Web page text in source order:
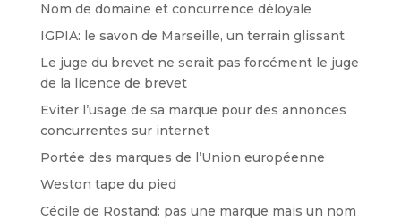
Nom de domaine et concurrence déloyale
IGPIA: le savon de Marseille, un terrain glissant
Le juge du brevet ne serait pas forcément le juge
de la licence de brevet
Eviter l’usage de sa marque pour des annonces
concurrentes sur internet
Portée des marques de l’Union européenne
Weston tape du pied
Cécile de Rostand: pas une marque mais un nom